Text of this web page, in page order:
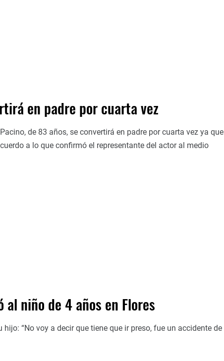
en padre por cuarta vez
de 83 años, se convertirá en padre por cuarta vez ya que
a lo que confirmó el representante del actor al medio
niño de 4 años en Flores
“No voy a decir que tiene que ir preso, fue un accidente de